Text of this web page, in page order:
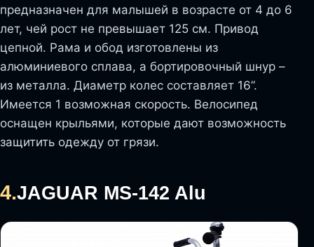
предназначен для малышей в возрасте от 4 до 6
лет, чей рост не превышает 125 см. Привод
цепной. Рама и обод изготовлены из
алюминиевого сплава, а бортировочный шнур –
из металла. Диаметр колес составляет 16”.
Имеется 1 возможная скорость. Велосипед
оснащен крыльями, которые дают возможность
защитить одежду от грязи.
4.JAGUAR MS-142 Alu